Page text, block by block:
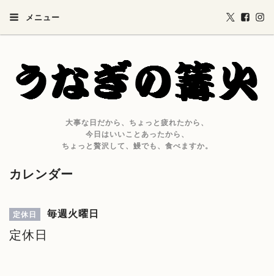
メニュー
大事な日だから、ちょっと疲れたから、
今日はいいことあったから、
ちょっと贅沢して、鰻でも、食べますか。
カレンダー
定休日 毎週火曜日
定休日